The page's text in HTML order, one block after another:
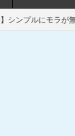
い モラっていく